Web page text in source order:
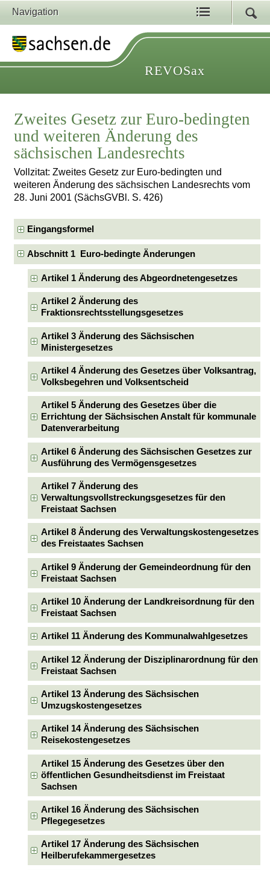
Navigation
REVOSax
Zweites Gesetz zur Euro-bedingten
und weiteren Änderung des
sächsischen Landesrechts
Vollzitat: Zweites Gesetz zur Euro-bedingten und
weiteren Änderung des sächsischen Landesrechts vom
28. Juni 2001 (SächsGVBl. S. 426)
Eingangsformel
Abschnitt 1 Euro-bedingte Änderungen
Artikel 1 Änderung des Abgeordnetengesetzes
Artikel 2 Änderung des
Fraktionsrechtsstellungsgesetzes
Artikel 3 Änderung des Sächsischen
Ministergesetzes
Artikel 4 Änderung des Gesetzes über Volksantrag,
Volksbegehren und Volksentscheid
Artikel 5 Änderung des Gesetzes über die
Errichtung der Sächsischen Anstalt für kommunale
Datenverarbeitung
Artikel 6 Änderung des Sächsischen Gesetzes zur
Ausführung des Vermögensgesetzes
Artikel 7 Änderung des
Verwaltungsvollstreckungsgesetzes für den
Freistaat Sachsen
Artikel 8 Änderung des Verwaltungskostengesetzes
des Freistaates Sachsen
Artikel 9 Änderung der Gemeindeordnung für den
Freistaat Sachsen
Artikel 10 Änderung der Landkreisordnung für den
Freistaat Sachsen
Artikel 11 Änderung des Kommunalwahlgesetzes
Artikel 12 Änderung der Disziplinarordnung für den
Freistaat Sachsen
Artikel 13 Änderung des Sächsischen
Umzugskostengesetzes
Artikel 14 Änderung des Sächsischen
Reisekostengesetzes
Artikel 15 Änderung des Gesetzes über den
öffentlichen Gesundheitsdienst im Freistaat
Sachsen
Artikel 16 Änderung des Sächsischen
Pflegegesetzes
Artikel 17 Änderung des Sächsischen
Heilberufekammergesetzes